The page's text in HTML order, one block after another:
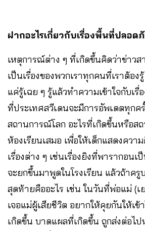
ฝากอะไรเกี่ยวกับเรื่องพื้นที่ปลอด
เหตุการณ์ต่าง ๆ ที่เกิดขึ้นคิดว่าข่าวส
เป็นเรื่องของพวกเราทุกคนที่เราต้อง
แค่รู้เฉย ๆ รู้แล้วทำความเข้าใจกับเรื่
ที่ประเทศสวีเดนจะมีการอัพเดตทุกค
สถานการณ์โลก อะไรที่เกิดขึ้นหรือส
ห้องเรียนเสมอ เพื่อให้เด็กแสดงควา
เรื่องต่าง ๆ เช่นเรื่องยิงที่พารากอนเ
จะยกขึ้นมาพูดในโรงเรียน แล้วถ้าครู
สุดท้ายคืออะไร เช่น ในวันที่พ่อแม่ (เ
เจอแม่ผู้เสียชีวิต อยากให้คุยกันให้เข้
เกิดขึ้น บาดแผลที่เกิดขึ้น ถูกส่งต่อไป